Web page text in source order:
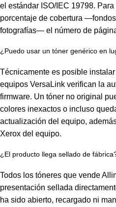
el estándar ISO/IEC 19798.
porcentaje de cobertura
fotografías— el número de
¿Puedo usar un tóner genérico en
Técnicamente es posible
equipos VersaLink verifican la
firmware. Un tóner no original
colores inexactos o incluso
actualización del equipo,
Xerox del equipo.
¿El producto llega sellado de
Todos los tóneres que vende
presentación sellada
ha sido abierto, recargado ni